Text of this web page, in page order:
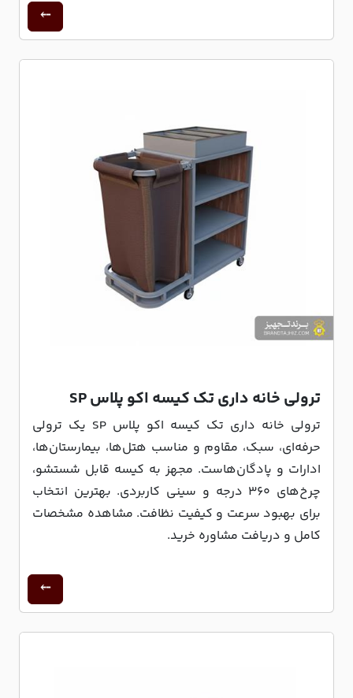
ترولی خانه داری تک کیسه اکو پلاس SP
ترولی خانه داری تک کیسه اکو پلاس SP یک ترولی
حرفه‌ای، سبک، مقاوم و مناسب هتل‌ها، بیمارستان‌ها،
ادارات و پادگان‌هاست. مجهز به کیسه قابل شستشو،
چرخ‌های ۳۶۰ درجه و سینی کاربردی. بهترین انتخاب
برای بهبود سرعت و کیفیت نظافت. مشاهده مشخصات
کامل و دریافت مشاوره خرید.